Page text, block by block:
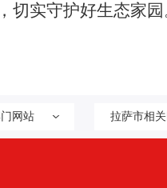
实守护好生态家园
网站 拉萨市相